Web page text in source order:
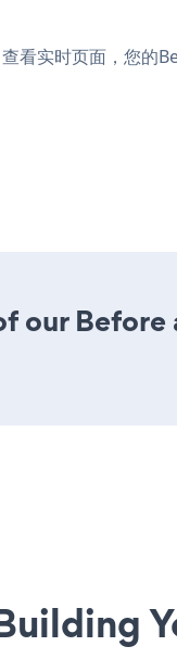
看实时页面，您的
our Before